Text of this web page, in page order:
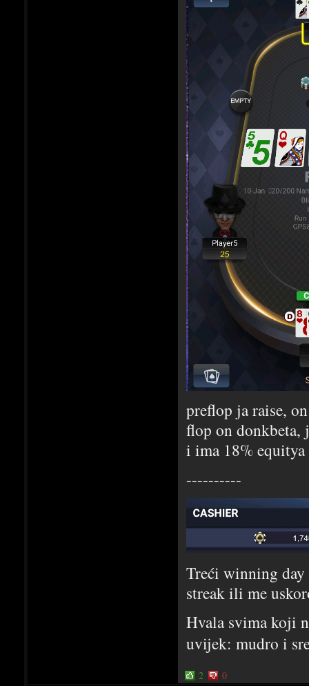
preflop ja raise,
flop on donkbeta,
i ima 18%
----------
Treći winning
streak ili me
Hvala svima koji
uvijek: mudro i
2 0